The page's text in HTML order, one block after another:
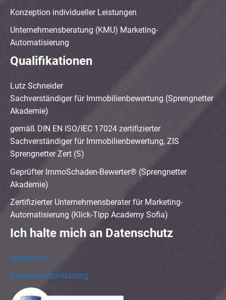
Konzeption individueller Leistungen
Unternehmensberatung (KMU) Marketing-
Automatisierung
Qualifikationen
Lutz Schneider
Sachverständiger für Immobilienbewertung (Sprengnetter
Akademie)
gemäß DIN EN ISO/IEC 17024 zertifizierter
Sachverständiger für Immobilienbewertung, ZIS
Sprengnetter Zert (S)
Geprüfter ImmoSchaden-Bewerter® (Sprengnetter
Akademie)
Zertifizierter Unternehmensberater für Marketing-
Automatisierung (Klick-Tipp Academy Sofia)
Ich halte mich an Datenschutz
Impressum
Datenschutzerklärung